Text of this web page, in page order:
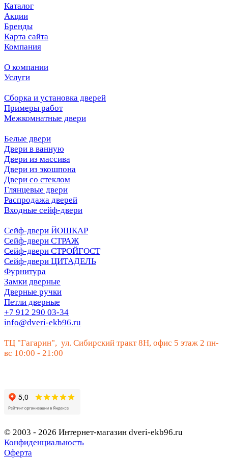
Каталог
Акции
Бренды
Карта сайта
Компания
О компании
Услуги
Сборка и установка дверей
Примеры работ
Межкомнатные двери
Белые двери
Двери в ванную
Двери из массива
Двери из экошпона
Двери со стеклом
Глянцевые двери
Распродажа дверей
Входные сейф-двери
Сейф-двери ЙОШКАР
Сейф-двери СТРАЖ
Сейф-двери СТРОЙГОСТ
Сейф-двери ЦИТАДЕЛЬ
Фурнитура
Замки дверные
Дверные ручки
Петли дверные
+7 912 290 03-34
info@dveri-ekb96.ru
ТЦ "Гагарин", ул. Сибирский тракт 8Н, офис 5 этаж 2 пн-
вс 10:00 - 21:00
© 2003 - 2026 Интернет-магазин dveri-ekb96.ru
Конфиденциальность
Оферта